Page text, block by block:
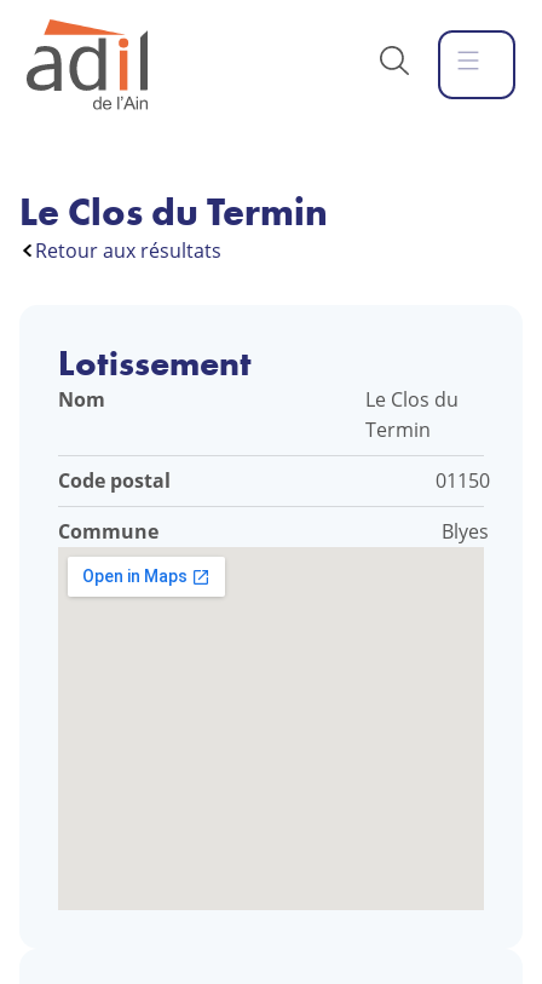
Le Clos du Termin
Retour aux résultats
Lotissement
Nom
Le Clos du
Termin
Code postal
01150
Commune
Blyes